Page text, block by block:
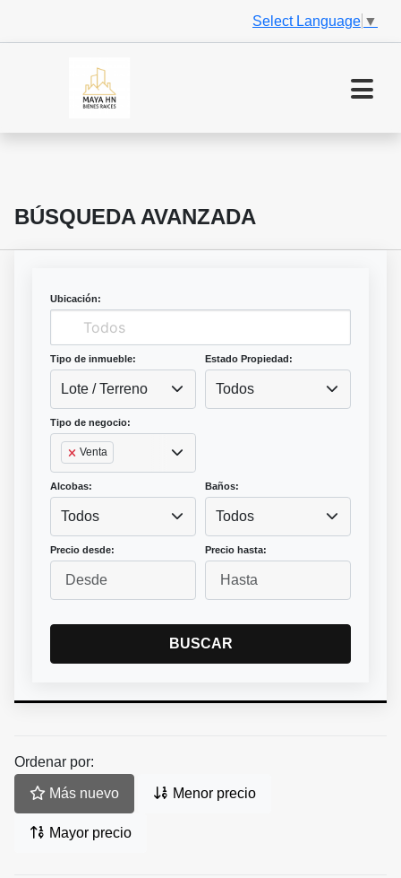
Select Language ▼
BÚSQUEDA AVANZADA
Ubicación:
Tipo de inmueble:
Lote / Terreno
Estado Propiedad:
Todos
Tipo de negocio:
Venta
Alcobas:
Todos
Baños:
Todos
Precio desde: Precio hasta:
BUSCAR
Ordenar por:
Más nuevo Menor precio
Mayor precio